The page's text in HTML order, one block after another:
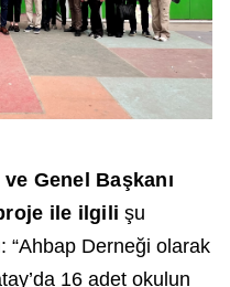
Genel Başkanı
ile ilgilişu
“Ahbap Derneği olarak
16 adet okulun